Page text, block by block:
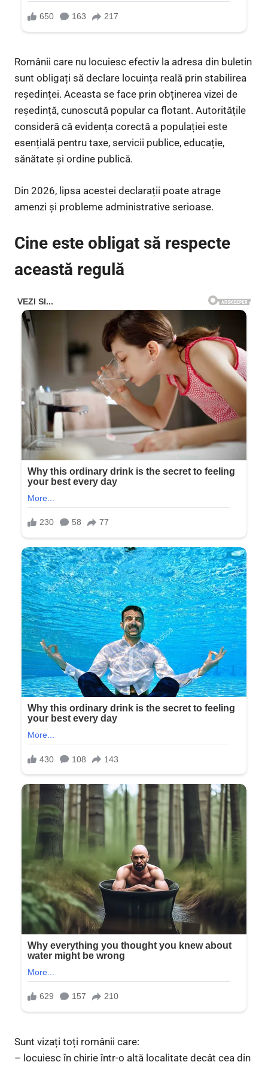
Românii care nu locuiesc efectiv la adresa din buletin
sunt obligați să declare locuința reală prin stabilirea
reședinței. Aceasta se face prin obținerea vizei de
reședință, cunoscută popular ca flotant. Autoritățile
consideră că evidența corectă a populației este
esențială pentru taxe, servicii publice, educație,
sănătate și ordine publică.
Din 2026, lipsa acestei declarații poate atrage
amenzi și probleme administrative serioase.
Cine este obligat să respecte
această regulă
Sunt vizați toți românii care:
– locuiesc în chirie într-o altă localitate decât cea din